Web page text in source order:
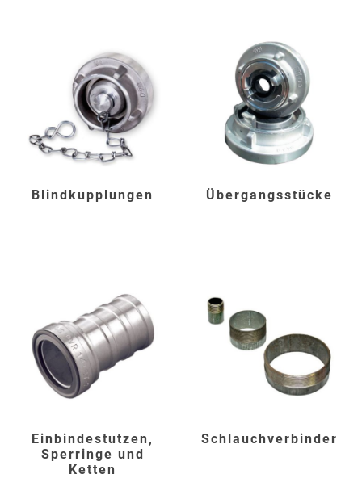
Blindkupplungen Übergangsstücke
Einbindestutzen,
Sperringe und
Ketten
Schlauchverbinder